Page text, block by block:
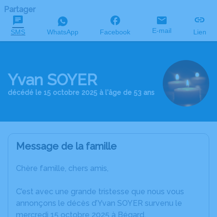
Partager
SMS WhatsApp Facebook E-mail Lien
Yvan SOYER
décédé le 15 octobre 2025 à l'âge de 53 ans
Message de la famille
Chère famille, chers amis,
C’est avec une grande tristesse que nous vous
annonçons le décès d’Yvan SOYER survenu le
mercredi 15 octobre 2025 à Bégard.